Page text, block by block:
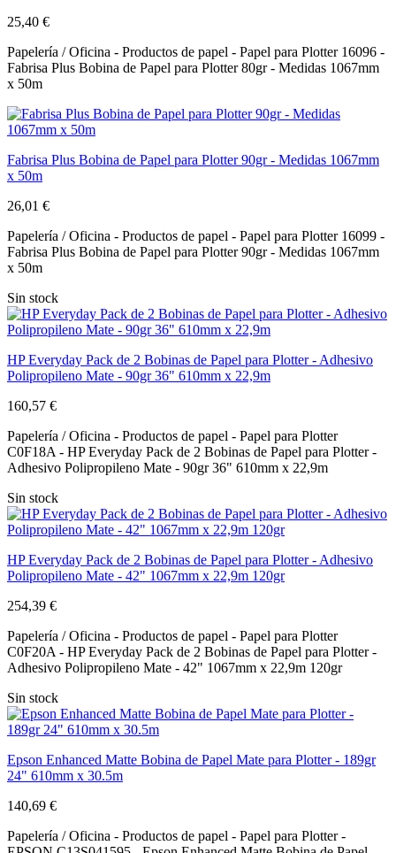
25,40 €
Papelería / Oficina - Productos de papel - Papel para Plotter 16096 -
Fabrisa Plus Bobina de Papel para Plotter 80gr - Medidas 1067mm
x 50m
Fabrisa Plus Bobina de Papel para Plotter 90gr - Medidas 1067mm
x 50m
26,01 €
Papelería / Oficina - Productos de papel - Papel para Plotter 16099 -
Fabrisa Plus Bobina de Papel para Plotter 90gr - Medidas 1067mm
x 50m
Sin stock
HP Everyday Pack de 2 Bobinas de Papel para Plotter - Adhesivo
Polipropileno Mate - 90gr 36" 610mm x 22,9m
160,57 €
Papelería / Oficina - Productos de papel - Papel para Plotter
C0F18A - HP Everyday Pack de 2 Bobinas de Papel para Plotter -
Adhesivo Polipropileno Mate - 90gr 36" 610mm x 22,9m
Sin stock
HP Everyday Pack de 2 Bobinas de Papel para Plotter - Adhesivo
Polipropileno Mate - 42" 1067mm x 22,9m 120gr
254,39 €
Papelería / Oficina - Productos de papel - Papel para Plotter
C0F20A - HP Everyday Pack de 2 Bobinas de Papel para Plotter -
Adhesivo Polipropileno Mate - 42" 1067mm x 22,9m 120gr
Sin stock
Epson Enhanced Matte Bobina de Papel Mate para Plotter - 189gr
24" 610mm x 30.5m
140,69 €
Papelería / Oficina - Productos de papel - Papel para Plotter -